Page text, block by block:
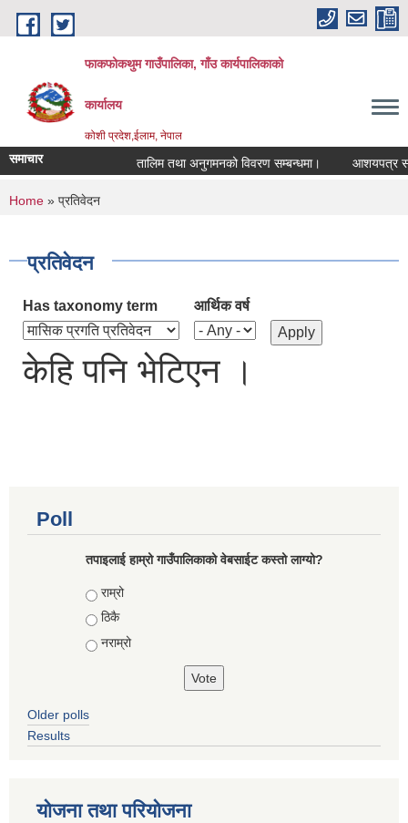
Skip to main content
फाकफोकथुम गाउँपालिका, गाँउ कार्यपालिकाको
कार्यालय
कोशी प्रदेश,ईलाम, नेपाल
समाचार तालिम तथा अनुगमनको विवरण सम्बन्धमा। आशयपत्र
You are here
Home » प्रतिवेदन
प्रतिवेदन
Has taxonomy term आर्थिक वर्ष
केहि पनि भेटिएन ।
Poll
तपाइलाई हाम्रो गाउँपालिकाको वेबसाईट कस्तो लाग्यो?
Choices
राम्रो
ठिकै
नराम्रो
Older polls
Results
योजना तथा परियोजना